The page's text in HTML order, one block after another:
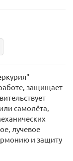
защищает
самолёта,
лучевое
и защиту